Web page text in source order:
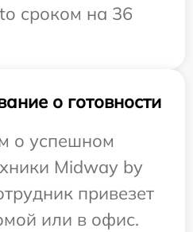
сроком на 36
о готовности
о успешном
Midway by
привезет
или в офис.